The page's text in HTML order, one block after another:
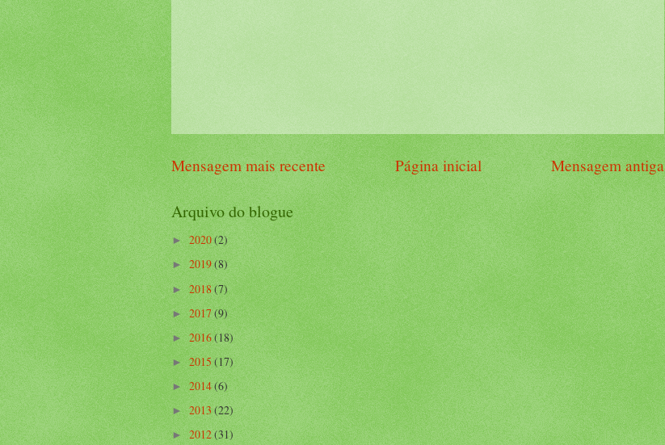
Mensagem mais recente Mensagem antiga
Página inicial
Arquivo do blogue
►2020(2)
►2019(8)
►2018(7)
►2017(9)
►2016(18)
►2015(17)
►2014(6)
►2013(22)
►2012(31)